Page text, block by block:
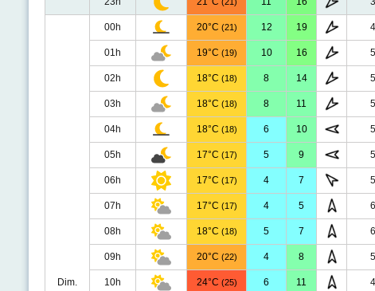
Dim.
00h 20°C (21) 12 19
01h 19°C (19) 10 16
02h 18°C (18) 8 14
03h 18°C (18) 8 11
04h 18°C (18) 6 10
05h 17°C (17) 5 9
06h 17°C (17) 4 7
07h 17°C (17) 4 5
08h 18°C (18) 5 7
09h 20°C (22) 4 8
10h 24°C (25) 6 11